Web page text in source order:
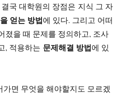
국 대학원의 장점은 지식 그 자
얻는 방법에 있다. 그리고 어떠
졌을 때 문제를 정의하고, 조사
, 적용하는 문제해결 방법에 있
면 무엇을 해야할지도 모르겠